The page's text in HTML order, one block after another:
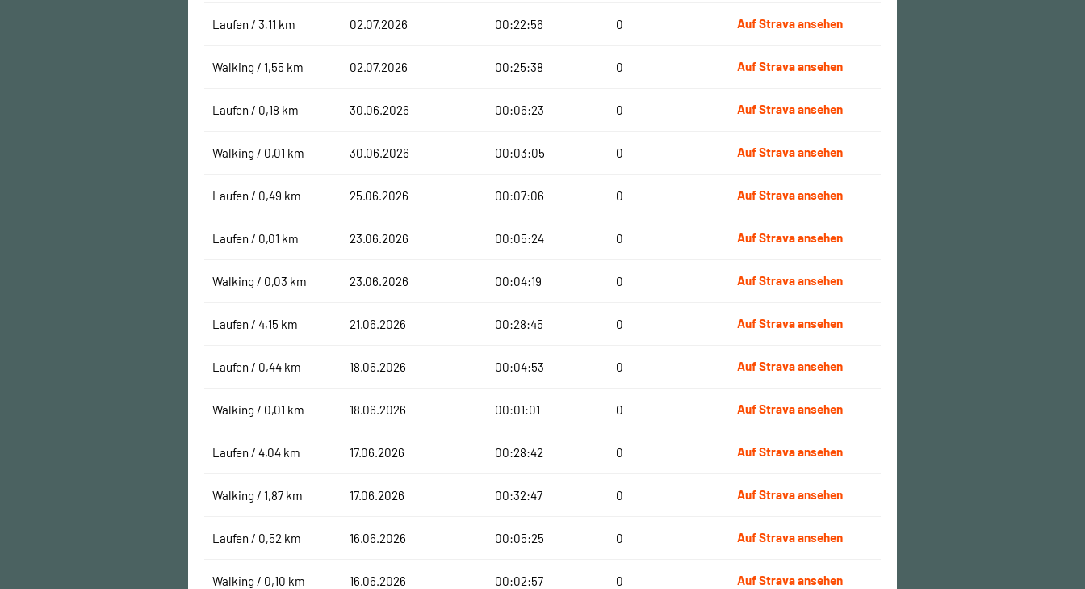
Laufen / 3,11 km 02.07.2026 00:22:56 0 Auf Strava ansehen
Walking / 1,55 km 02.07.2026 00:25:38 0 Auf Strava ansehen
Laufen / 0,18 km 30.06.2026 00:06:23 0 Auf Strava ansehen
Walking / 0,01 km 30.06.2026 00:03:05 0 Auf Strava ansehen
Laufen / 0,49 km 25.06.2026 00:07:06 0 Auf Strava ansehen
Laufen / 0,01 km 23.06.2026 00:05:24 0 Auf Strava ansehen
Walking / 0,03 km 23.06.2026 00:04:19 0 Auf Strava ansehen
Laufen / 4,15 km 21.06.2026 00:28:45 0 Auf Strava ansehen
Laufen / 0,44 km 18.06.2026 00:04:53 0 Auf Strava ansehen
Walking / 0,01 km 18.06.2026 00:01:01 0 Auf Strava ansehen
Laufen / 4,04 km 17.06.2026 00:28:42 0 Auf Strava ansehen
Walking / 1,87 km 17.06.2026 00:32:47 0 Auf Strava ansehen
Laufen / 0,52 km 16.06.2026 00:05:25 0 Auf Strava ansehen
Walking / 0,10 km 16.06.2026 00:02:57 0 Auf Strava ansehen